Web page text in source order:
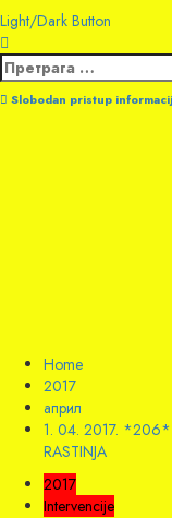
Light/Dark Button
Претрага
за:
Slobodan pristup
Home
2017
април
1. 04. 2017. *206*
RASTINJA
2017
Intervencije